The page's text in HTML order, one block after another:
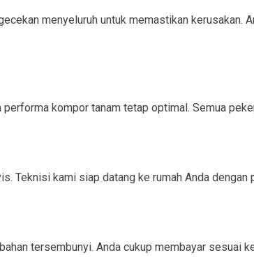
menyeluruh untuk memastikan kerusakan.
kompor tanam tetap optimal. Semua
Teknisi kami siap datang ke rumah Anda dengan
tersembunyi. Anda cukup membayar sesuai